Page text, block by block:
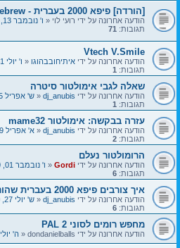
[הורדה] פיפא 2000 בעברית - FIFA 2000 Hebrew (פלייסטיישן/PSX)
הודעה אחרונה על ידי רועי לוי«ו' נובמבר 13, 2020 11:01 am
תגובות: 71
Vtech V.Smile
הודעה אחרונה על ידי איתיחובבהוגו«ו' יולי 31, 2020 8:55 pm
תגובות: 1
שאלה לגבי אימולטור סיטרה
הודעה אחרונה על ידי dj_anubis
«ש' אפריל 25, 2020 11:20 am
תגובות: 1
עזרה בבקשה: אימולטור mame32
הודעה אחרונה על ידי dj_anubis
«א' אפריל 19, 2020 1:25 am
תגובות: 2
הרומולטור נעלם
הודעה אחרונה על ידי Gordi
«ו' נובמבר 01, 2019 7:48 pm
תגובות: 6
איך צורבים פיפא 2000 בעברית שהורדתי מהאתר.
הודעה אחרונה על ידי dj_anubis
«ש' יולי 27, 2019 4:16 pm
תגובות: 6
מחפש רומים לסוני 2 PAL
הודעה אחרונה על ידי dondanielballs
«ה' יולי 25, 2019 7:49 pm